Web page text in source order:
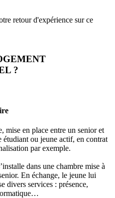
retour d'expérience sur ce
?
mise en place entre un senior et
ou jeune actif, en contrat
par exemple.
dans une chambre mise à
En échange, le jeune lui
divers services : présence,